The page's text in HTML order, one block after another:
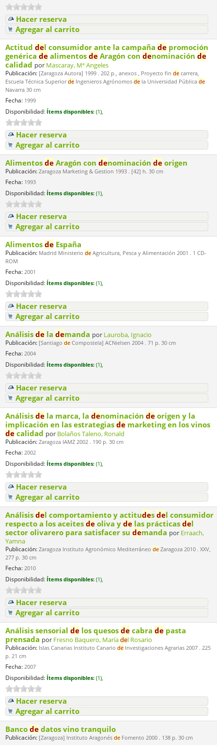
Hacer reserva
Agregar al carrito
Actituddel consumidor ante la campañade promoción
genéricade alimentosde Aragón condenominaciónde
calidad por Mascaray, Mª Angeles
Publicación: [Zaragoza Autora] 1999 . 202 p., anexos , Proyecto finde carrera,
Escuela Técnica Superiorde Ingenieros Agrónomosde la Universidad Públicade
Navarra 30 cm
Fecha: 1999
Disponibilidad: Ítems disponibles: (1),
Hacer reserva
Agregar al carrito
Alimentosde Aragón condenominaciónde origen
Publicación: Zaragoza Marketing & Gestion 1993 . [42] h. 30 cm
Fecha: 1993
Disponibilidad: Ítems disponibles: (1),
Hacer reserva
Agregar al carrito
Alimentosde España
Publicación: Madrid Ministeriode Agricultura, Pesca y Alimentación 2001 . 1 CD-
ROM
Fecha: 2001
Disponibilidad: Ítems disponibles: (1),
Hacer reserva
Agregar al carrito
Análisisde lademanda por Lauroba, Ignacio
Publicación: [Santiagode Compostela] ACNielsen 2004 . 71 p. 30 cm
Fecha: 2004
Disponibilidad: Ítems disponibles: (1),
Hacer reserva
Agregar al carrito
Análisisde la marca, ladenominaciónde origen y la
implicación en las estrategiasde marketing en los vinos
de calidad por Bolaños Taleno, Ronald
Publicación: Zaragoza IAMZ 2002 . 190 p. 30 cm
Fecha: 2002
Disponibilidad: Ítems disponibles: (1),
Hacer reserva
Agregar al carrito
Análisisdel comportamiento y actitudesdel consumidor
respecto a los aceitesde oliva yde las prácticasdel
sector olivarero para satisfacer sudemanda por Erraach,
Yamna
Publicación: Zaragoza Instituto Agronómico Mediterráneode Zaragoza 2010 . XXV,
277 p. 30 cm
Fecha: 2010
Disponibilidad: Ítems disponibles: (1),
Hacer reserva
Agregar al carrito
Análisis sensorialde los quesosde cabrade pasta
prensada por Fresno Baquero, Maríadel Rosario
Publicación: Islas Canarias Instituto Canariode Investigaciones Agrarias 2007 . 225
p. 21 cm
Fecha: 2007
Disponibilidad: Ítems disponibles: (1),
Hacer reserva
Agregar al carrito
Bancode datos vino tranquilo
Publicación: [Zaragoza] Instituto Aragonésde Fomento 2000 . 138 p. 30 cm